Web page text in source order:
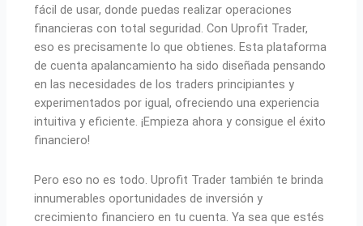
fácil de usar, donde puedas realizar operaciones
financieras con total seguridad. Con Uprofit Trader,
eso es precisamente lo que obtienes. Esta plataforma
de cuenta apalancamiento ha sido diseñada pensando
en las necesidades de los traders principiantes y
experimentados por igual, ofreciendo una experiencia
intuitiva y eficiente. ¡Empieza ahora y consigue el éxito
financiero!
Pero eso no es todo. Uprofit Trader también te brinda
innumerables oportunidades de inversión y
crecimiento financiero en tu cuenta. Ya sea que estés